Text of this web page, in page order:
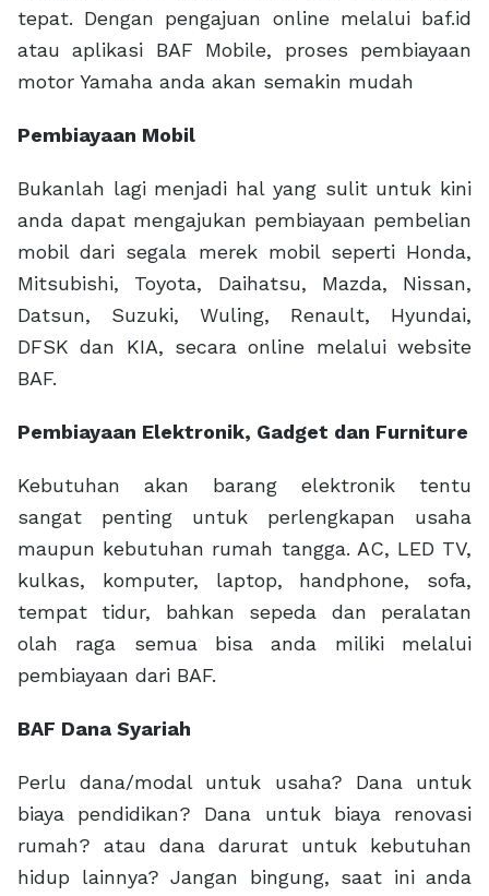
tepat. Dengan pengajuan online melalui baf.id
atau aplikasi BAF Mobile, proses pembiayaan
motor Yamaha anda akan semakin mudah
Pembiayaan Mobil
Bukanlah lagi menjadi hal yang sulit untuk kini
anda dapat mengajukan pembiayaan pembelian
mobil dari segala merek mobil seperti Honda,
Mitsubishi, Toyota, Daihatsu, Mazda, Nissan,
Datsun, Suzuki, Wuling, Renault, Hyundai,
DFSK dan KIA, secara online melalui website
BAF.
Pembiayaan Elektronik, Gadget dan Furniture
Kebutuhan akan barang elektronik tentu
sangat penting untuk perlengkapan usaha
maupun kebutuhan rumah tangga. AC, LED TV,
kulkas, komputer, laptop, handphone, sofa,
tempat tidur, bahkan sepeda dan peralatan
olah raga semua bisa anda miliki melalui
pembiayaan dari BAF.
BAF Dana Syariah
Perlu dana/modal untuk usaha? Dana untuk
biaya pendidikan? Dana untuk biaya renovasi
rumah? atau dana darurat untuk kebutuhan
hidup lainnya? Jangan bingung, saat ini anda